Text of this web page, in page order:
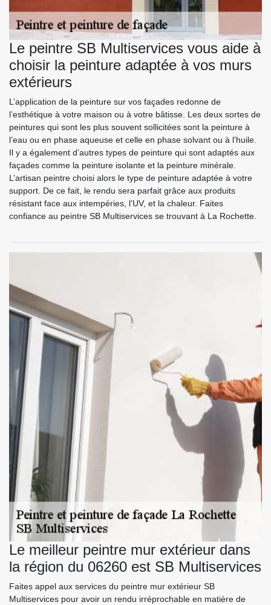
Le peintre SB Multiservices vous aide à
choisir la peinture adaptée à vos murs
extérieurs
L’application de la peinture sur vos façades redonne de
l’esthétique à votre maison ou à votre bâtisse. Les deux sortes de
peintures qui sont les plus souvent sollicitées sont la peinture à
l’eau ou en phase aqueuse et celle en phase solvant ou à l’huile.
Il y a également d’autres types de peinture qui sont adaptés aux
façades comme la peinture isolante et la peinture minérale.
L’artisan peintre choisi alors le type de peinture adaptée à votre
support. De ce fait, le rendu sera parfait grâce aux produits
résistant face aux intempéries, l’UV, et la chaleur. Faites
confiance au peintre SB Multiservices se trouvant à La Rochette.
Le meilleur peintre mur extérieur dans
la région du 06260 est SB Multiservices
Faites appel aux services du peintre mur extérieur SB
Multiservices pour avoir un rendu irréprochable en matière de